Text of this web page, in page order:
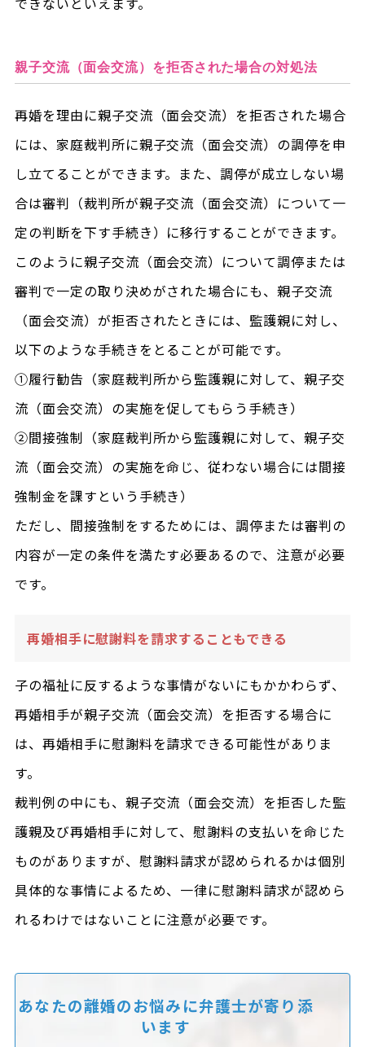
親子交流（面会交流）を拒否された場合の対処法
再婚を理由に親子交流（面会交流）を拒否された場合
には、家庭裁判所に親子交流（面会交流）の調停を申
し立てることができます。また、調停が成立しない場
合は審判（裁判所が親子交流（面会交流）について一
定の判断を下す手続き）に移行することができます。
このように親子交流（面会交流）について調停または
審判で一定の取り決めがされた場合にも、親子交流
（面会交流）が拒否されたときには、監護親に対し、
以下のような手続きをとることが可能です。
①履行勧告（家庭裁判所から監護親に対して、親子交
流（面会交流）の実施を促してもらう手続き）
②間接強制（家庭裁判所から監護親に対して、親子交
流（面会交流）の実施を命じ、従わない場合には間接
強制金を課すという手続き）
ただし、間接強制をするためには、調停または審判の
内容が一定の条件を満たす必要あるので、注意が必要
です。
再婚相手に慰謝料を請求することもできる
子の福祉に反するような事情がないにもかかわらず、
再婚相手が親子交流（面会交流）を拒否する場合に
は、再婚相手に慰謝料を請求できる可能性がありま
す。
裁判例の中にも、親子交流（面会交流）を拒否した監
護親及び再婚相手に対して、慰謝料の支払いを命じた
ものがありますが、慰謝料請求が認められるかは個別
具体的な事情によるため、一律に慰謝料請求が認めら
れるわけではないことに注意が必要です。
あなたの離婚のお悩みに弁護士が寄り添
います